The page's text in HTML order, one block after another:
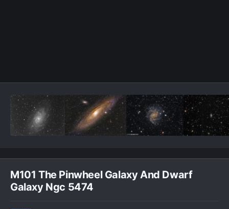
M101 The Pinwheel Galaxy And Dwarf
Galaxy Ngc 5474